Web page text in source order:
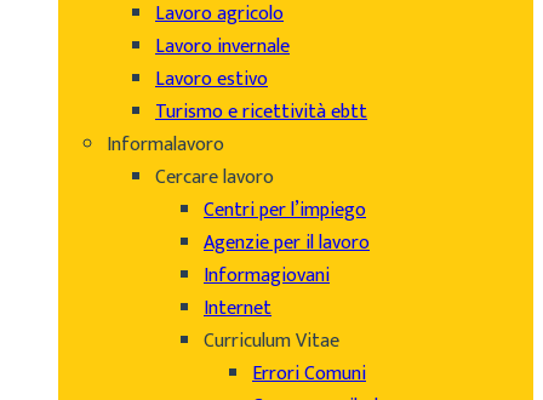
Lavoro agricolo
Lavoro invernale
Lavoro estivo
Turismo e ricettività ebtt
Informalavoro
Cercare lavoro
Centri per l’impiego
Agenzie per il lavoro
Informagiovani
Internet
Curriculum Vitae
Errori Comuni